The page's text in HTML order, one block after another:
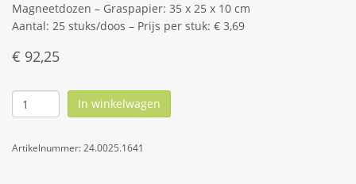
Magneetdozen – Graspapier: 35 x 25 x 10 cm
Aantal: 25 stuks/doos – Prijs per stuk: € 3,69
€ 92,25
In winkelwagen
Artikelnummer:24.0025.1641